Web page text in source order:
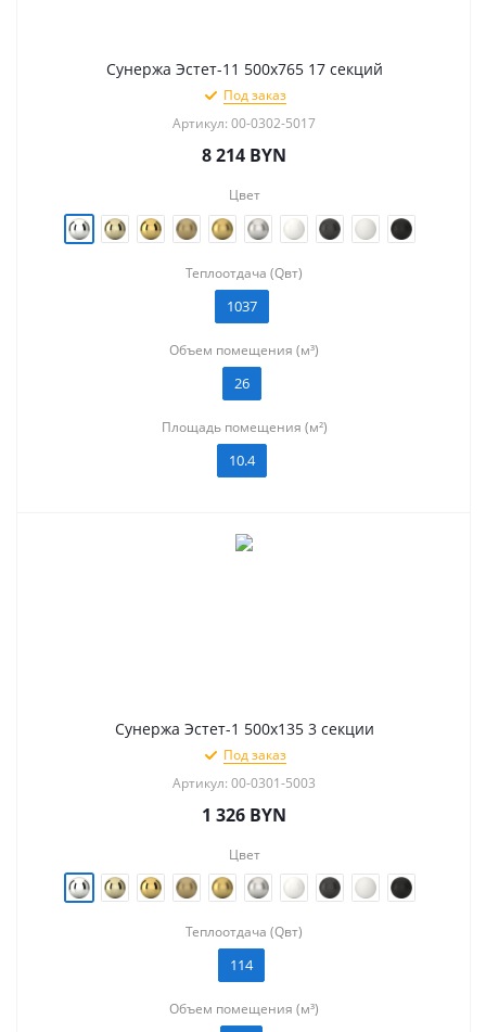
Сунержа Эстет-11 500х765 17 секций
Под заказ
Артикул: 00-0302-5017
8 214 BYN
Цвет
Теплоотдача (Qвт)
1037
Объем помещения (м³)
26
Площадь помещения (м²)
10.4
Сунержа Эстет-1 500х135 3 секции
Под заказ
Артикул: 00-0301-5003
1 326 BYN
Цвет
Теплоотдача (Qвт)
114
Объем помещения (м³)